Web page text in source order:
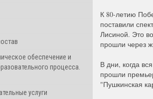
обеспечение и
процесса.
услуги
К 80-летию
поставили
Лисиной. Это
прошли через
В дни, когда
прошли
"Пушкинская